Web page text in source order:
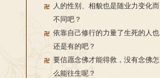
人的性别、相貌也是随业力变化而
不同吧？
依靠自己修行的力量了生死的人也
还是有的吧？
要信愿念佛才能得救，没有念佛怎
么能往生呢？